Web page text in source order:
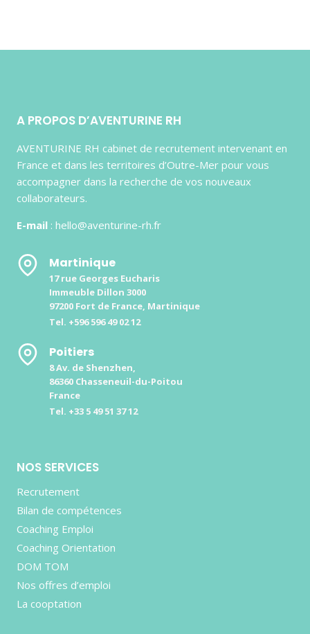
A PROPOS D’AVENTURINE RH
AVENTURINE RH cabinet de recrutement intervenant en
France et dans les territoires d’Outre-Mer pour vous
accompagner dans la recherche de vos nouveaux
collaborateurs.
E-mail : hello@aventurine-rh.fr
Martinique
17 rue Georges Eucharis
Immeuble Dillon 3000
97200 Fort de France, Martinique
Tel. +596 596 49 02 12
Poitiers
8 Av. de Shenzhen,
86360 Chasseneuil-du-Poitou
France
Tel. +33 5 49 51 37 12
NOS SERVICES
Recrutement
Bilan de compétences
Coaching Emploi
Coaching Orientation
DOM TOM
Nos offres d’emploi
La cooptation